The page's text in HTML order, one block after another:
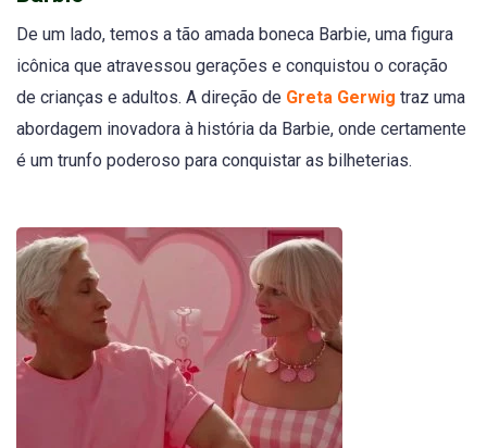
De um lado, temos a tão amada boneca Barbie, uma figura
icônica que atravessou gerações e conquistou o coração
de crianças e adultos. A direção de Greta Gerwig traz uma
abordagem inovadora à história da Barbie, onde certamente
é um trunfo poderoso para conquistar as bilheterias.